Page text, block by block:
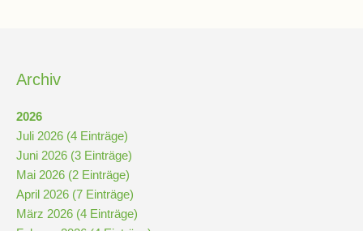
Archiv
2026
Juli 2026 (4 Einträge)
Juni 2026 (3 Einträge)
Mai 2026 (2 Einträge)
April 2026 (7 Einträge)
März 2026 (4 Einträge)